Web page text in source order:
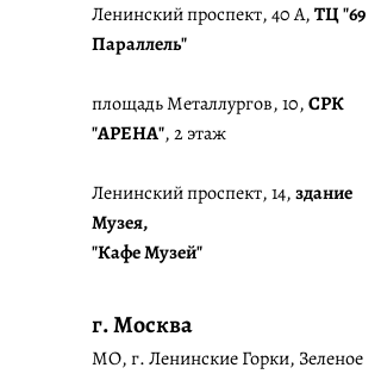
Ленинский проспект, 40 А,ТЦ "69
Параллель"
площадь Металлургов, 10,СРК
"АРЕНА", 2 этаж
Ленинский проспект, 14,здание
Музея,
"Кафе Музей"
г. Москва
МО, г. Ленинские Горки, Зеленое